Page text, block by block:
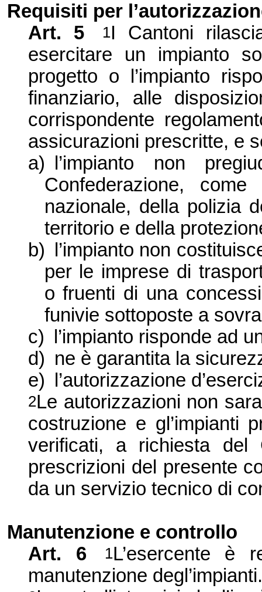
Requisiti per
Art. 5
1I Cantoni
esercitare un impianto
progetto o l’impianto
finanziario, alle
corrispondente
assicurazioni prescritte, e
a)
l’impianto non
Confederazione,
nazionale, della polizia
territorio e della
b)
l’impianto non
per le imprese di
o fruenti di una
funivie sottoposte a
c)
l’impianto risponde ad
d) ne è garantita la
e)
l’autorizzazione
2Le autorizzazioni non
costruzione e gl’impianti
verificati, a richiesta del
prescrizioni del presente
da un servizio tecnico di
Manutenzione e controllo
Art. 6
1L’esercente è
manutenzione degl’impianti.